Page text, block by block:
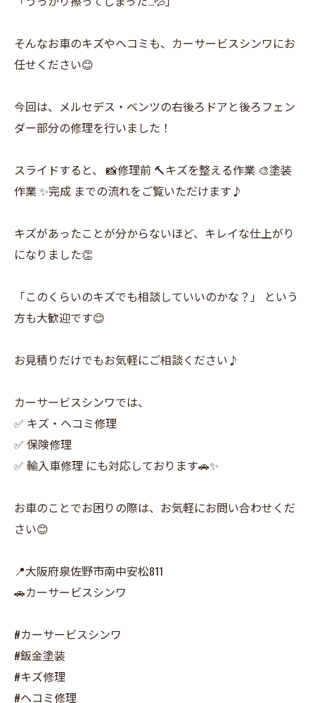
そんなお車のキズやヘコミも、カーサービスシンワにお
任せください😊
今回は、メルセデス・ベンツの右後ろドアと後ろフェン
ダー部分の修理を行いました！
スライドすると、 📸修理前 🔨キズを整える作業 🎨塗装
作業 ✨完成 までの流れをご覧いただけます♪
キズがあったことが分からないほど、キレイな仕上がり
になりました👏
「このくらいのキズでも相談していいのかな？」 という
方も大歓迎です😊
お見積りだけでもお気軽にご相談ください♪
カーサービスシンワでは、
✅ キズ・ヘコミ修理
✅ 保険修理
✅ 輸入車修理 にも対応しております🚗✨
お車のことでお困りの際は、お気軽にお問い合わせくだ
さい😊
📍大阪府泉佐野市南中安松811
🚗カーサービスシンワ
#カーサービスシンワ
#鈑金塗装
#キズ修理
#ヘコミ修理